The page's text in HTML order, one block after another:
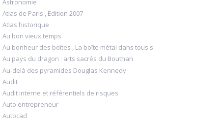
Astronomie
Atlas de Paris , Edition 2007
Atlas historique
Au bon vieux temps
Au bonheur des boîtes , La boîte métal dans tous s
Au pays du dragon : arts sacrés du Bouthan
Au-delà des pyramides Douglas Kennedy
Audit
Audit interne et référentiels de risques
Auto entrepreneur
Autocad